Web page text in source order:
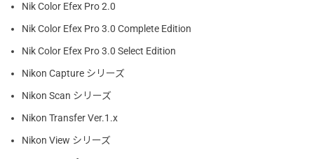
Nik Color Efex Pro 2.0
Nik Color Efex Pro 3.0 Complete Edition
Nik Color Efex Pro 3.0 Select Edition
Nikon Capture シリーズ
Nikon Scan シリーズ
Nikon Transfer Ver.1.x
Nikon View シリーズ